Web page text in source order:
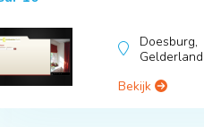
Doesburg,
Gelderland
Bekijk